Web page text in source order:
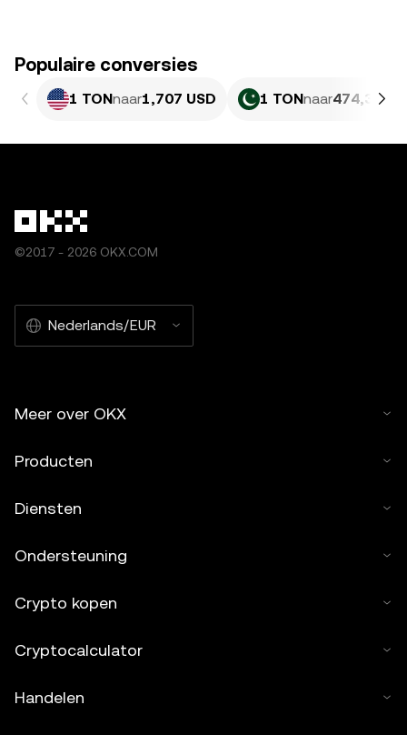
Populaire conversies
1 TONnaar1,707 USD 1 TONnaar474,32
©2017 - 2026 OKX.COM
Nederlands/EUR
Meer over OKX
Producten
Diensten
Ondersteuning
Crypto kopen
Cryptocalculator
Handelen